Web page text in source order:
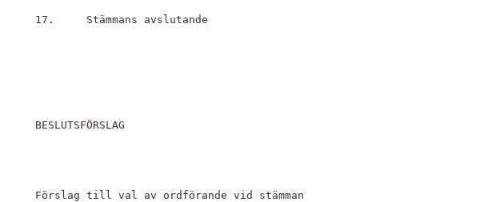
17.	Stämmans avslutande
BESLUTSFÖRSLAG
Förslag till val av ordförande vid stämman